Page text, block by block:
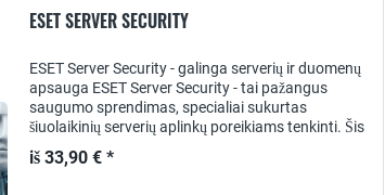
ESET SERVER SECURITY
ESET Server Security - galinga serverių ir duomenų
apsauga ESET Server Security - tai pažangus
saugumo sprendimas, specialiai sukurtas
šiuolaikinių serverių aplinkų poreikiams tenkinti. Šis
sprendimas, derindamas apsaugą realiuoju laiku...
iš 33,90 € *